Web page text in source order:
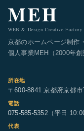
MEH
WEB & Design Creative Factory
京都のホームページ制作
個人事業MEH（2000年創
所在地
〒600-8841 京都府京都
電話
075-585-5352（平日
代表